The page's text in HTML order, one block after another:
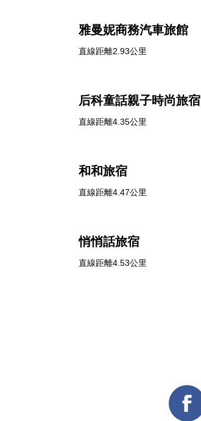
雅曼妮商務汽車旅館
直線距離2.93公里
后科童話親子時尚旅宿
直線距離4.35公里
和和旅宿
直線距離4.47公里
悄悄話旅宿
直線距離4.53公里